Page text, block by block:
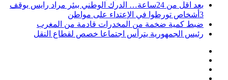
بعد اقل من 24ساعة… الدرك الوطني ببئر مراد رايس يوقف
3أشخاص تورطوا في الإعتداء على مواطن
ضبط كمية ضخمة من المخدرات قادمة من المغرب
رئيس الجمهورية يترأس اجتماعا خصص لقطاع النقل